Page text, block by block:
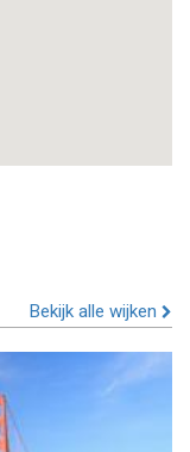
Bekijk alle wijken